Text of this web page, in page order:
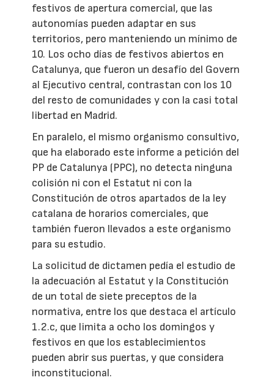
festivos de apertura comercial, que las
autonomías pueden adaptar en sus
territorios, pero manteniendo un mínimo de
10. Los ocho días de festivos abiertos en
Catalunya, que fueron un desafío del Govern
al Ejecutivo central, contrastan con los 10
del resto de comunidades y con la casi total
libertad en Madrid.
En paralelo, el mismo organismo consultivo,
que ha elaborado este informe a petición del
PP de Catalunya (PPC), no detecta ninguna
colisión ni con el Estatut ni con la
Constitución de otros apartados de la ley
catalana de horarios comerciales, que
también fueron llevados a este organismo
para su estudio.
La solicitud de dictamen pedía el estudio de
la adecuación al Estatut y la Constitución
de un total de siete preceptos de la
normativa, entre los que destaca el artículo
1.2.c, que limita a ocho los domingos y
festivos en que los establecimientos
pueden abrir sus puertas, y que considera
inconstitucional.